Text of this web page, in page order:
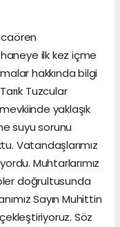
ilk kez içme
hakkında bilgi
Tuzcular
yaklaşık
suyu sorunu
Vatandaşlarımız
Muhtarlarımız
doğrultusunda
Sayın Muhittin
Söz